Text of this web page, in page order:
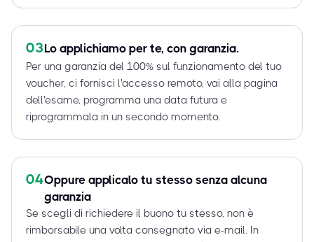
03Lo applichiamo per te, con garanzia.
Per una garanzia del 100% sul funzionamento del tuo
voucher, ci fornisci l'accesso remoto, vai alla pagina
dell'esame, programma una data futura e
riprogrammala in un secondo momento.
04Oppure applicalo tu stesso senza alcuna
garanzia
Se scegli di richiedere il buono tu stesso, non è
rimborsabile una volta consegnato via e-mail. In